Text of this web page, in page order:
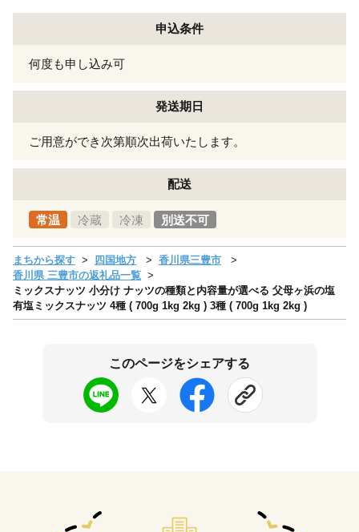
申込条件
何度も申し込み可
発送期日
ご用意ができ次第順次出荷いたします。
配送
常温 冷蔵 冷凍 別送不可
まちから探す 四国地方
香川県三豊市
香川県 三豊市の返礼品一覧
ミックスナッツ 小分け ナッツの種類と内容量が選べる 父母ヶ浜の塩
有塩ミックスナッツ 4種 ( 700g 1kg 2kg ) 3種 ( 700g 1kg 2kg )
このページをシェアする